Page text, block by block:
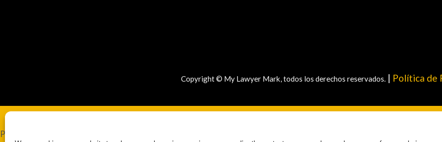
Copyright © My Lawyer Mark, todos los derechos reservados.| Política de
Publicidad de Abogados. La elección de un abogado es una decisión importante y no debe basarse únicamente en la